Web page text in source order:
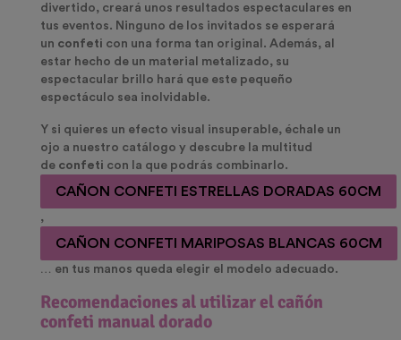
divertido, creará unos resultados espectaculares en
tus eventos. Ninguno de los invitados se esperará
un confeti con una forma tan original. Además, al
estar hecho de un material metalizado, su
espectacular brillo hará que este pequeño
espectáculo sea inolvidable.
Y si quieres un efecto visual insuperable, échale un
ojo a nuestro catálogo y descubre la multitud
de confeti con la que podrás combinarlo.
CAÑON CONFETI ESTRELLAS DORADAS 60CM
,
CAÑON CONFETI MARIPOSAS BLANCAS 60CM
… en tus manos queda elegir el modelo adecuado.
Recomendaciones al utilizar el cañón
confeti manual dorado